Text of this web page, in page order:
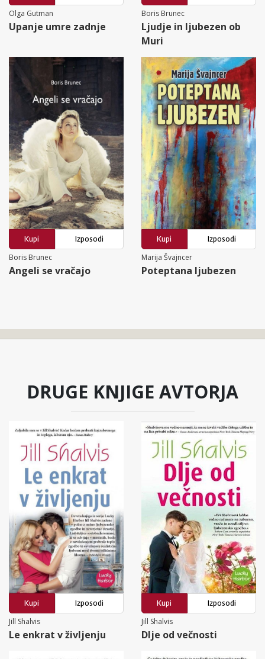
Olga Gutman
Upanje umre zadnje
Boris Brunec
Ljudje in ljubezen ob
Muri
Kupi
Izposodi
Boris Brunec
Angeli se vračajo
Kupi
Izposodi
Marija Švajncer
Poteptana ljubezen
DRUGE KNJIGE AVTORJA
Kupi
Izposodi
Jill Shalvis
Le enkrat v življenju
Kupi
Izposodi
Jill Shalvis
Dlje od večnosti